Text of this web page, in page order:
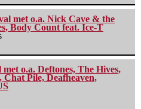
met o.a. Nick Cave & the
Body Count feat. Ice-T
o.a. Deftones, The Hives,
Pile, Deafheaven,